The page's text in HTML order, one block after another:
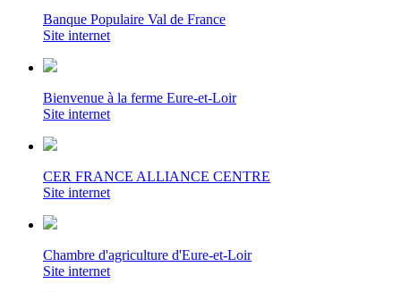
Banque Populaire Val de France
Site internet
Bienvenue à la ferme Eure-et-Loir
Site internet
CER FRANCE ALLIANCE CENTRE
Site internet
Chambre d'agriculture d'Eure-et-Loir
Site internet